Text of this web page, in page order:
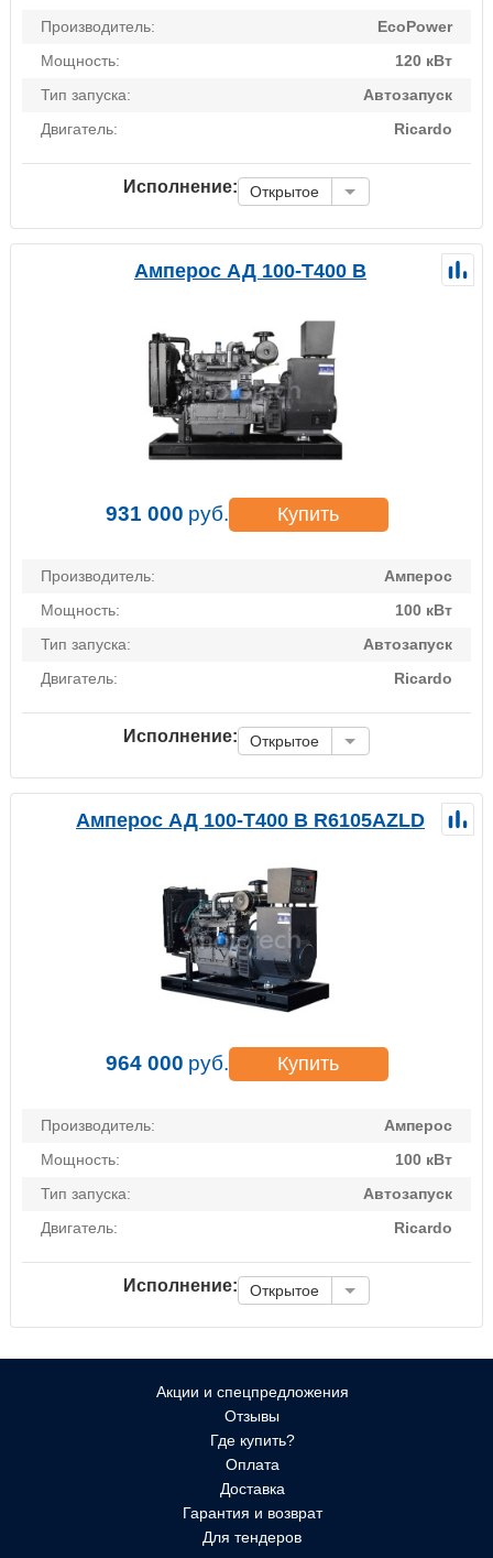
Производитель:
EcoPower
Мощность:
120 кВт
Тип запуска:
Автозапуск
Двигатель:
Ricardo
Исполнение: Открытое
Амперос АД 100-Т400 B
931 000 руб. Купить
Производитель:
Амперос
Мощность:
100 кВт
Тип запуска:
Автозапуск
Двигатель:
Ricardo
Исполнение: Открытое
Амперос АД 100-Т400 B R6105AZLD
964 000 руб. Купить
Производитель:
Амперос
Мощность:
100 кВт
Тип запуска:
Автозапуск
Двигатель:
Ricardo
Исполнение: Открытое
Акции и спецпредложения
Отзывы
Где купить?
Оплата
Доставка
Гарантия и возврат
Для тендеров